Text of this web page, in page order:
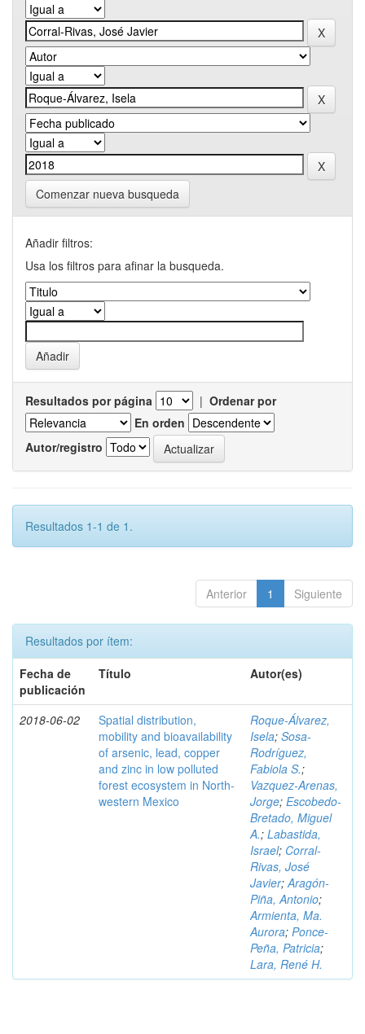
Comenzar nueva busqueda
Añadir filtros:
Usa los filtros para afinar la busqueda.
Resultados por página | Ordenar por
En orden
Autor/registro
Resultados 1-1 de 1.
Anterior 1 Siguiente
Resultados por ítem:
Fecha de
publicación
Título Autor(es)
2018-06-02
Spatial distribution,
mobility and bioavailability
of arsenic, lead, copper
and zinc in low polluted
forest ecosystem in North-
western Mexico
Roque-Álvarez,
Isela; Sosa-
Rodríguez,
Fabiola S.;
Vazquez-Arenas,
Jorge; Escobedo-
Bretado, Miguel
A.; Labastida,
Israel; Corral-
Rivas, José
Javier;Aragón-
Piña, Antonio;
Armienta, Ma.
Aurora; Ponce-
Peña, Patricia;
Lara, René H.